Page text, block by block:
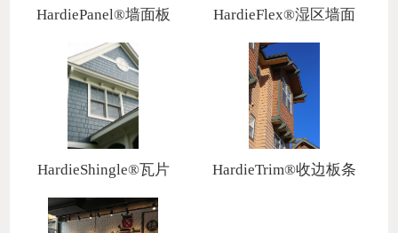
HardiePanel®墙面板
>
HardieFlex®湿区墙面
>
HardieShingle®瓦片
板 >
HardieTrim®收边板条